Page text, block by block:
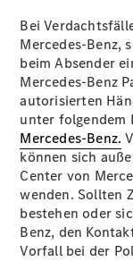
Bei
Mercedes-Benz,
beim Absender
Mercedes-Benz
autorisierten
unter folgendem
Mercedes-Benz.
können sich
Center von
wenden. Sollten
bestehen oder
Benz, den
Vorfall bei der